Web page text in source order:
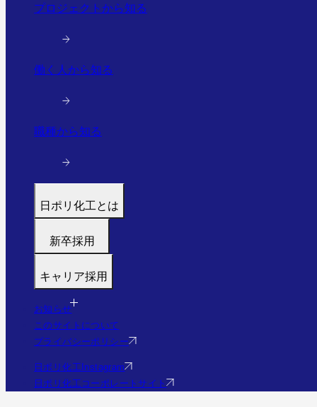
プロジェクトから知る
働く人から知る
職種から知る
日ポリ化工とは
代表メッセージ
すぐわかる日ポリ化工
会社情報・沿革
事業・実績を見る（実績サイトへ）
新卒採用
福利厚生・研修
採用フロー
Q&A
社員の様子
エントリー
キャリア採用
募集職種
福利厚生・研修
Q&A
お知らせ
このサイトについて
プライバシーポリシー
日ポリ化工Instagram
日ポリ化工コーポレートサイト